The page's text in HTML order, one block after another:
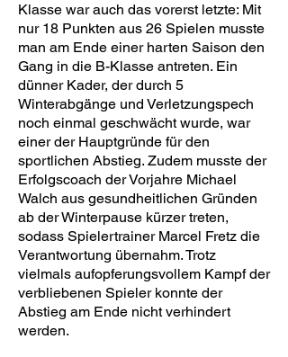
Klasse war auch das vorerst letzte: Mit
nur 18 Punkten aus 26 Spielen musste
man am Ende einer harten Saison den
Gang in die B-Klasse antreten. Ein
dünner Kader, der durch 5
Winterabgänge und Verletzungspech
noch einmal geschwächt wurde, war
einer der Hauptgründe für den
sportlichen Abstieg. Zudem musste der
Erfolgscoach der Vorjahre Michael
Walch aus gesundheitlichen Gründen
ab der Winterpause kürzer treten,
sodass Spielertrainer Marcel Fretz die
Verantwortung übernahm. Trotz
vielmals aufopferungsvollem Kampf der
verbliebenen Spieler konnte der
Abstieg am Ende nicht verhindert
werden.